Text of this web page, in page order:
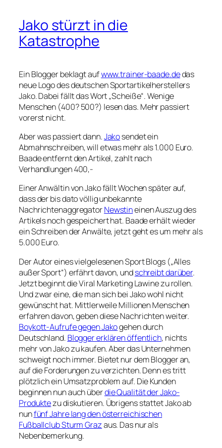
Jako stürzt in die
Katastrophe
Ein Blogger beklagt aufwww.trainer-baade.dedas
neue Logo des deutschen Sportartikelherstellers
Jako. Dabei fällt das Wort „Scheiße“. Wenige
Menschen (400? 500?) lesen das. Mehr passiert
vorerst nicht.
Aber was passiert dann.Jakosendet ein
Abmahnschreiben, will etwas mehr als 1.000 Euro.
Baade entfernt den Artikel, zahlt nach
Verhandlungen 400,-
Einer Anwältin von Jako fällt Wochen später auf,
dass der bis dato völlig unbekannte
NachrichtenaggregatorNewstineinen Auszug des
Artikels noch gespeichert hat. Baade erhält wieder
ein Schreiben der Anwälte, jetzt geht es um mehr als
5.000 Euro.
Der Autor eines vielgelesenen Sport Blogs („Alles
außer Sport“) erfährt davon, undschreibt darüber.
Jetzt beginnt die Viral Marketing Lawine zu rollen.
Und zwar eine, die man sich bei Jako wohl nicht
gewünscht hat. Mittlerweile Millionen Menschen
erfahren davon, geben diese Nachrichten weiter.
Boykott-Aufrufe gegen Jakogehen durch
Deutschland. Blogger erklären öffentlich, nichts
mehr von Jako zu kaufen. Aber das Unternehmen
schweigt noch immer. Bietet nur dem Blogger an,
auf die Forderungen zu verzichten. Denn es tritt
plötzlich ein Umsatzproblem auf. Die Kunden
beginnen nun auch überdie Qualität der Jako-
Produktezu diskutieren. Übrigens stattet Jako ab
nunfünf Jahre lang den österreichischen
Fußballclub Sturm Grazaus. Das nur als
Nebenbemerkung.